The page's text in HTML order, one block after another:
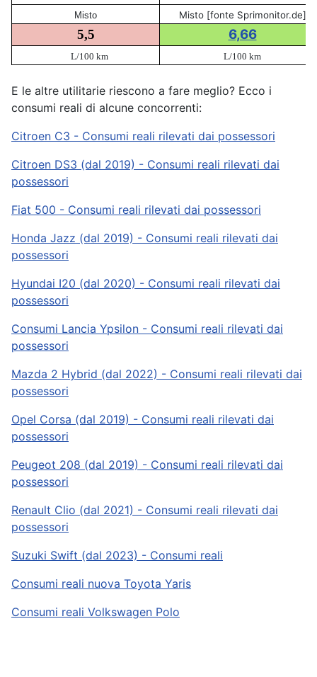
Misto
Misto [fonte Sprimonitor.de]
5,5 6,66
L/100 km L/100 km
E le altre utilitarie riescono a fare meglio? Ecco i
consumi reali di alcune concorrenti:
Citroen C3 - Consumi reali rilevati dai possessori
Citroen DS3 (dal 2019) - Consumi reali rilevati dai
possessori
Fiat 500 - Consumi reali rilevati dai possessori
Honda Jazz (dal 2019) - Consumi reali rilevati dai
possessori
Hyundai I20 (dal 2020) - Consumi reali rilevati dai
possessori
Consumi Lancia Ypsilon - Consumi reali rilevati dai
possessori
Mazda 2 Hybrid (dal 2022) - Consumi reali rilevati dai
possessori
Opel Corsa (dal 2019) - Consumi reali rilevati dai
possessori
Peugeot 208 (dal 2019) - Consumi reali rilevati dai
possessori
Renault Clio (dal 2021) - Consumi reali rilevati dai
possessori
Suzuki Swift (dal 2023) - Consumi reali
Consumi reali nuova Toyota Yaris
Consumi reali Volkswagen Polo